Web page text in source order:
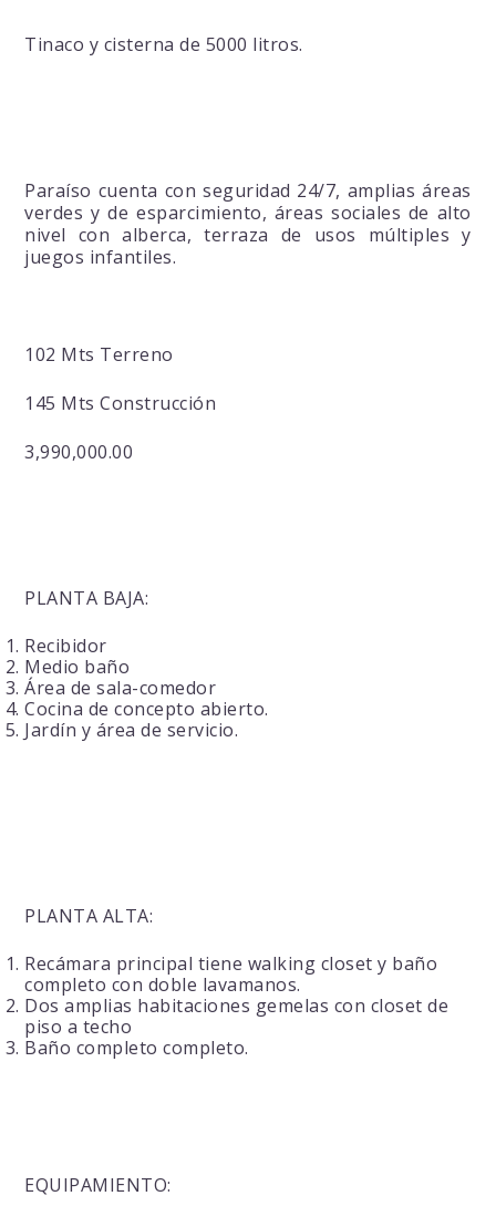
Tinaco y cisterna de 5000 litros.
Paraíso cuenta con seguridad 24/7, amplias áreas
verdes y de esparcimiento, áreas sociales de alto
nivel con alberca, terraza de usos múltiples y
juegos infantiles.
102 Mts Terreno
145 Mts Construcción
3,990,000.00
PLANTA BAJA:
Recibidor
Medio baño
Área de sala-comedor
Cocina de concepto abierto.
Jardín y área de servicio.
PLANTA ALTA:
Recámara principal tiene walking closet y baño
completo con doble lavamanos.
Dos amplias habitaciones gemelas con closet de
piso a techo
Baño completo completo.
EQUIPAMIENTO: